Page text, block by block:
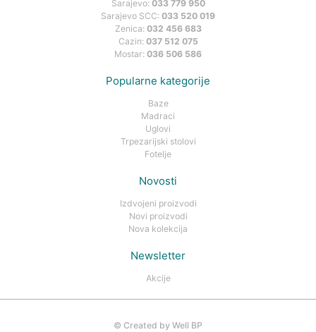
Sarajevo: 033 779 950
Sarajevo SCC: 033 520 019
Zenica: 032 456 683
Cazin: 037 512 075
Mostar: 036 506 586
Popularne kategorije
Baze
Madraci
Uglovi
Trpezarijski stolovi
Fotelje
Novosti
Izdvojeni proizvodi
Novi proizvodi
Nova kolekcija
Newsletter
Akcije
© Created by Well BP